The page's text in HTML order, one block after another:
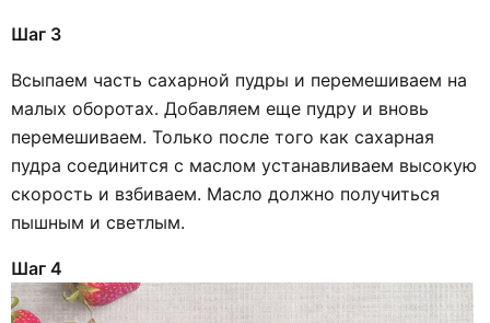
Шаг 3
Всыпаем часть сахарной пудры и перемешиваем на
малых оборотах. Добавляем еще пудру и вновь
перемешиваем. Только после того как сахарная
пудра соединится с маслом устанавливаем высокую
скорость и взбиваем. Масло должно получиться
пышным и светлым.
Шаг 4